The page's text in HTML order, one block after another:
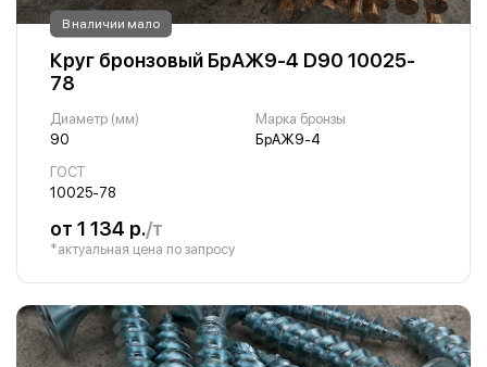
В наличии мало
Круг бронзовый БрАЖ9-4 D90 10025-
78
Диаметр (мм)
90
Марка бронзы
БрАЖ9-4
ГОСТ
10025-78
от 1 134 р./т
*актуальная цена по запросу